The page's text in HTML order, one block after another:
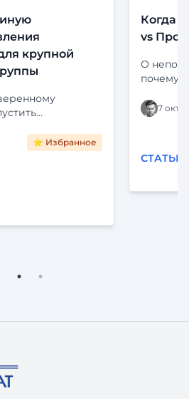
крупной
с ЕГРН,
и
Активы».
⭐ Избранное
Когда
vs
О
почему
7
СТАТЬИ